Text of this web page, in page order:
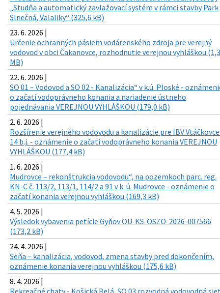
„Studňa a automatický zavlažovací systém v rámci stavby Park
Slnečná, Valaliky“ (325,6 kB)
23. 6. 2026 |
Určenie ochranných pásiem vodárenského zdroja pre verejný
vodovod v obci Čakanovce, rozhodnutie verejnou vyhláškou (1,3
MB)
22. 6. 2026 |
SO 01 – Vodovod a SO 02 - Kanalizácia“ v k.ú. Ploské -
o začatí vodoprávneho konania a nariadenie ústneho
pojednávania VEREJNOU VYHLÁŠKOU (179,0 kB)
2. 6. 2026 |
Rozšírenie verejného vodovodu a kanalizácie pre IBV
14 b.j. - oznámenie o začatí vodoprávneho konania VEREJNOU
VYHLÁŠKOU (177,4 kB)
1. 6. 2026 |
Mudrovce – rekonštrukcia vodovodu“, na pozemkoch parc. reg.
KN-C č. 113/2, 113/1, 114/2 a 91 v k. ú. Mudrovce - oznámenie o
začatí konania verejnou vyhláškou (169,3 kB)
4. 5. 2026 |
Výsledok vybavenia petície Gyňov OU-KS-OSZO-2026-007566
(173,2 kB)
24. 4. 2026 |
Seňa – kanalizácia, vodovod, zmena stavby pred dokončením,
oznámenie konania verejnou vyhláškou (175,6 kB)
8. 4. 2026 |
Rekreačné chaty - Košická Belá, SO 03 rozvodná vodovodná